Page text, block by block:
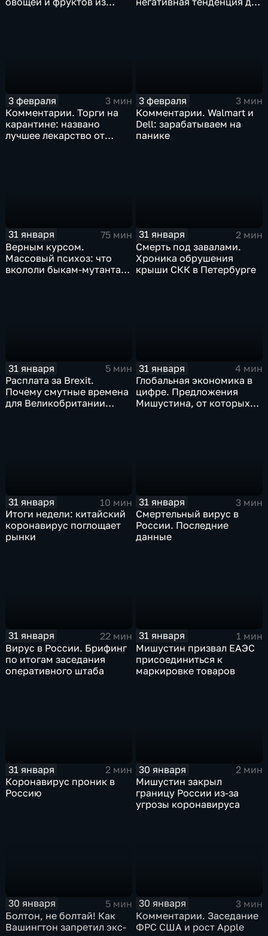
3 февраля
3 мин
Комментарии. Торги на
карантине: названо
лучшее лекарство от
3 февраля
3 мин
Комментарии. Walmart и
Dell: зарабатываем на
панике
31 января
75 мин
Верным курсом.
Массовый психоз: что
вкололи быкам-мутантам,
31 января
2 мин
Смерть под завалами.
Хроника обрушения
крыши СКК в Петербурге
31 января
5 мин
Расплата за Brexit.
Почему смутные времена
для Великобритании
31 января
4 мин
Глобальная экономика в
цифре. Предложения
Мишустина, от которых
31 января
10 мин
Итоги недели: китайский
коронавирус поглощает
рынки
31 января
3 мин
Смертельный вирус в
России. Последние
данные
31 января
22 мин
Вирус в России. Брифинг
по итогам заседания
оперативного штаба
31 января
1 мин
Мишустин призвал ЕАЭС
присоединиться к
маркировке товаров
31 января
2 мин
Коронавирус проник в
Россию
30 января
2 мин
Мишустин закрыл
границу России из-за
угрозы коронавируса
30 января
5 мин
Болтон, не болтай! Как
Вашингтон запретил экс-
30 января
3 мин
Комментарии. Заседание
ФРС США и рост Apple